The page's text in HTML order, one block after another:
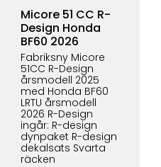
Micore 51 CC R-
Design Honda
BF60 2026
Fabriksny Micore
51CC R-Design
årsmodell 2025
med Honda BF60
LRTU årsmodell
2026 R-Design
ingår: R-design
dynpaket R-design
dekalsats Svarta
räcken